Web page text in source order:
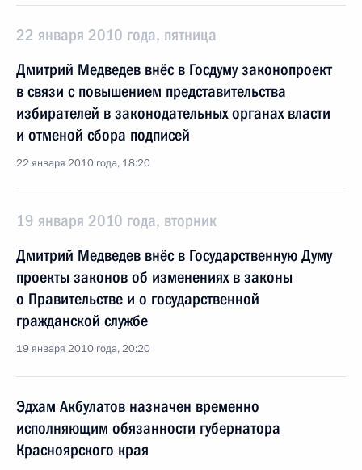
22 января 2010 года, пятница
Дмитрий Медведев внёс в Госдуму законопроект
в связи с повышением представительства
избирателей в законодательных органах власти
и отменой сбора подписей
22 января 2010 года, 18:20
19 января 2010 года, вторник
Дмитрий Медведев внёс в Государственную Думу
проекты законов об изменениях в законы
о Правительстве и о государственной
гражданской службе
19 января 2010 года, 20:20
Эдхам Акбулатов назначен временно
исполняющим обязанности губернатора
Красноярского края